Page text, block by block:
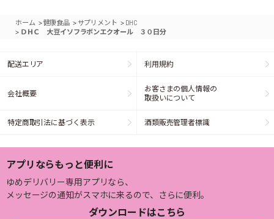
ホーム >健康食品 >サプリメント > DHC
> ＤＨＣ 大豆イソフラボンエクオール ３０日分
配送エリア 利用規約
会社概要
お客さまの個人情報の
取扱いについて
特定商取引法に基づく表示 酒類販売管理者標識
アプリならもっと便利に
ゆめデリバリー専用アプリなら、
メッセージの通知がスマホに来るので、さらに便利。
ダウンロードはこちら